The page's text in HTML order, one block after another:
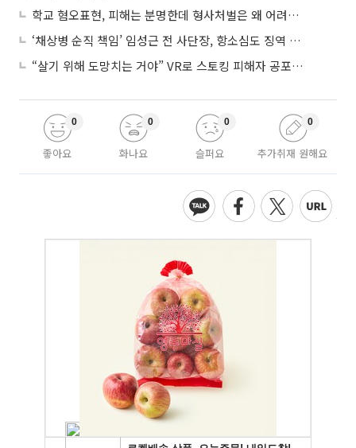
학교 혐오표현, 피해는 분명한데 형사처벌은 왜 어려울까?
‘채상병 순직 책임’ 임성근 전 사단장, 항소심도 징역 3년
“살기 위해 도망치는 거야” VR로 스토킹 피해자 공포 마주한 수형자들
좋아요
0
화나요
0
슬퍼요
0
추가취재 원해요
0